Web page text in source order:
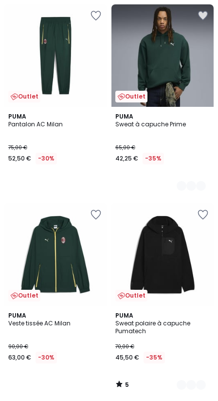
Outlet
PUMA
Pantalon AC Milan
75,00 €
52,50 € -30%
Outlet
PUMA
Sweat à capuche Prime
65,00 €
42,25 € -35%
2
Couleurs
Outlet
PUMA
Veste tissée AC Milan
90,00 €
63,00 € -30%
Outlet
PUMA
Sweat polaire à capuche
Pumatech
70,00 €
45,50 € -35%
5
/
5
2
Couleurs
5
/